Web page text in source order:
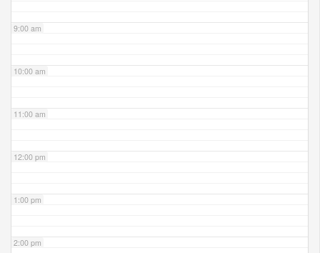
9:00 am
10:00 am
11:00 am
12:00 pm
1:00 pm
2:00 pm